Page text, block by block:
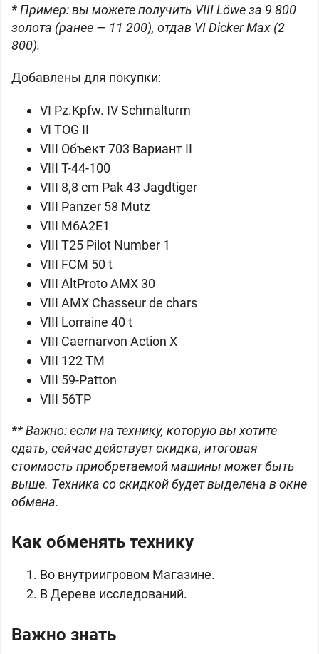
* Пример: вы можете получить VIII Löwe за 9 800
золота (ранее — 11 200), отдав VI Dicker Max (2
800).
Добавлены для покупки:
VI Pz.Kpfw. IV Schmalturm
VI TOG II
VIII Объект 703 Вариант II
VIII Т-44-100
VIII 8,8 cm Pak 43 Jagdtiger
VIII Panzer 58 Mutz
VIII M6A2E1
VIII T25 Pilot Number 1
VIII FCM 50 t
VIII AltProto AMX 30
VIII AMX Chasseur de chars
VIII Lorraine 40 t
VIII Caernarvon Action X
VIII 122 TM
VIII 59-Patton
VIII 56TP
** Важно: если на технику, которую вы хотите
сдать, сейчас действует скидка, итоговая
стоимость приобретаемой машины может быть
выше. Техника со скидкой будет выделена в окне
обмена.
Как обменять технику
Во внутриигровом Магазине.
В Дереве исследований.
Важно знать